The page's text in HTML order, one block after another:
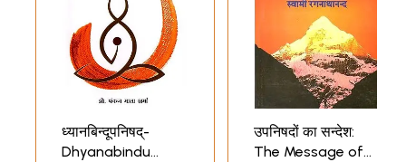
ध्यानबिन्दूपनिषद्-
Dhyanabindu
उपनिषदों का सन्देश:
The Message of